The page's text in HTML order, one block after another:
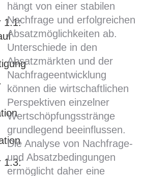
1.1:
1.3:
hängt von einer stabilen
Nachfrage und erfolgreichen
Absatzmöglichkeiten ab.
Unterschiede in den
Absatzmärkten und der
Nachfrageentwicklung
können die wirtschaftlichen
Perspektiven einzelner
Wertschöpfungsstränge
grundlegend beeinflussen.
Die Analyse von Nachfrage-
und Absatzbedingungen
ermöglicht daher eine